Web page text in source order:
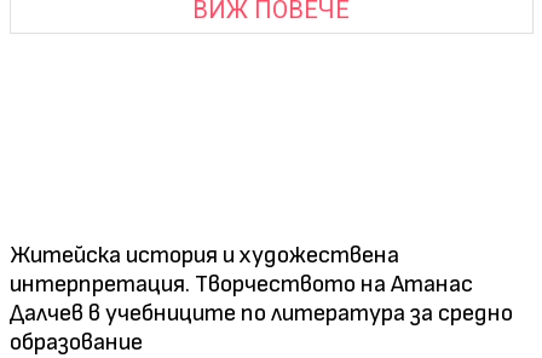
ВИЖ ПОВЕЧЕ
Житейска история и художествена
интерпретация. Творчеството на Атанас
Далчев в учебниците по литература за средно
образование